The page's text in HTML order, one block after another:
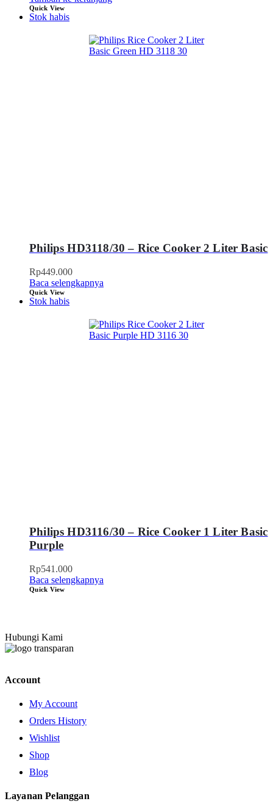
Quick View
Stok habis
Philips HD3118/30 – Rice Cooker 2 Liter Basic
Rp449.000
Baca selengkapnya
Quick View
Stok habis
Philips HD3116/30 – Rice Cooker 1 Liter Basic
Purple
Rp541.000
Baca selengkapnya
Quick View
Hubungi Kami
Account
My Account
Orders History
Wishlist
Shop
Blog
Layanan Pelanggan